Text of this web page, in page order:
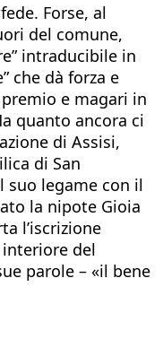
Forse, al
del comune,
intraducibile in
che dà forza e
e magari in
quanto ancora ci
di Assisi,
di San
suo legame con il
la nipote Gioia
l’iscrizione
del
parole – «il bene